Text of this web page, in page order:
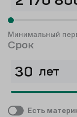
Минимальный
Срок
лет
Есть